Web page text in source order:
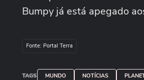
Bumpy já está apegado
Fonte: Portal Terra
TAGS MUNDO NOTÍCIAS